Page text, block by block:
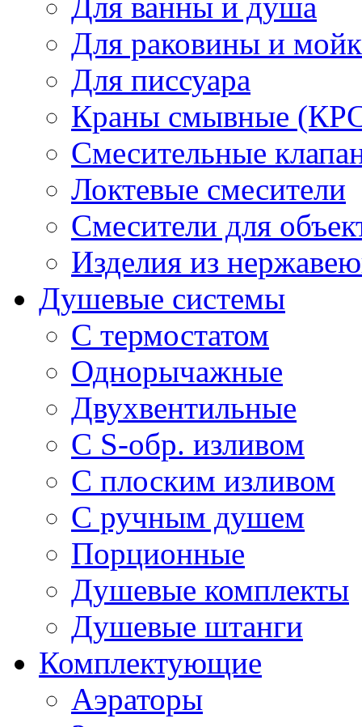
Для ванны и душа
Для раковины и
Для писсуара
Краны смывные
Смесительные
Локтевые смесители
Смесители для
Изделия из
Душевые системы
С термостатом
Однорычажные
Двухвентильные
С S-обр. изливом
С плоским изливом
С ручным душем
Порционные
Душевые комплекты
Душевые штанги
Комплектующие
Аэраторы